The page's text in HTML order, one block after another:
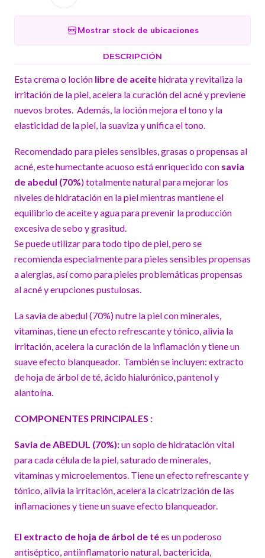
Mostrar stock de ubicaciones
DESCRIPCIÓN
Esta crema o loción libre de aceitehidrata y revitaliza la
irritación de la piel, acelera la curación del acné y previene
nuevos brotes. Además, la loción mejora el tono y la
elasticidad de la piel, la suaviza y unifica el tono.
Recomendado para pieles sensibles, grasas o propensas al
acné, este humectante acuoso está enriquecido con savia
de abedul (70%) totalmente natural para mejorar los
niveles de hidratación en la piel mientras mantiene el
equilibrio de aceite y agua para prevenir la producción
excesiva de sebo y grasitud.
Se puede utilizar para todo tipo de piel, pero se
recomienda especialmente para pieles sensibles propensas
a alergias, así como para pieles problemáticas propensas
al acné y erupciones pustulosas.
La savia de abedul (70%) nutre la piel con minerales,
vitaminas, tiene un efecto refrescante y tónico, alivia la
irritación, acelera la curación de la inflamación y tiene un
suave efecto blanqueador. También se incluyen: extracto
de hoja de árbol de té, ácido hialurónico, pantenol y
alantoína.
COMPONENTES PRINCIPALES :
Savia de ABEDUL (70%):un soplo de hidratación vital
para cada célula de la piel, saturado de minerales,
vitaminas y microelementos. Tiene un efecto refrescante y
tónico, alivia la irritación, acelera la cicatrización de las
inflamaciones y tiene un suave efecto blanqueador.
El extracto de hoja de árbol de tées un poderoso
antiséptico, antiinflamatorio natural, bactericida,